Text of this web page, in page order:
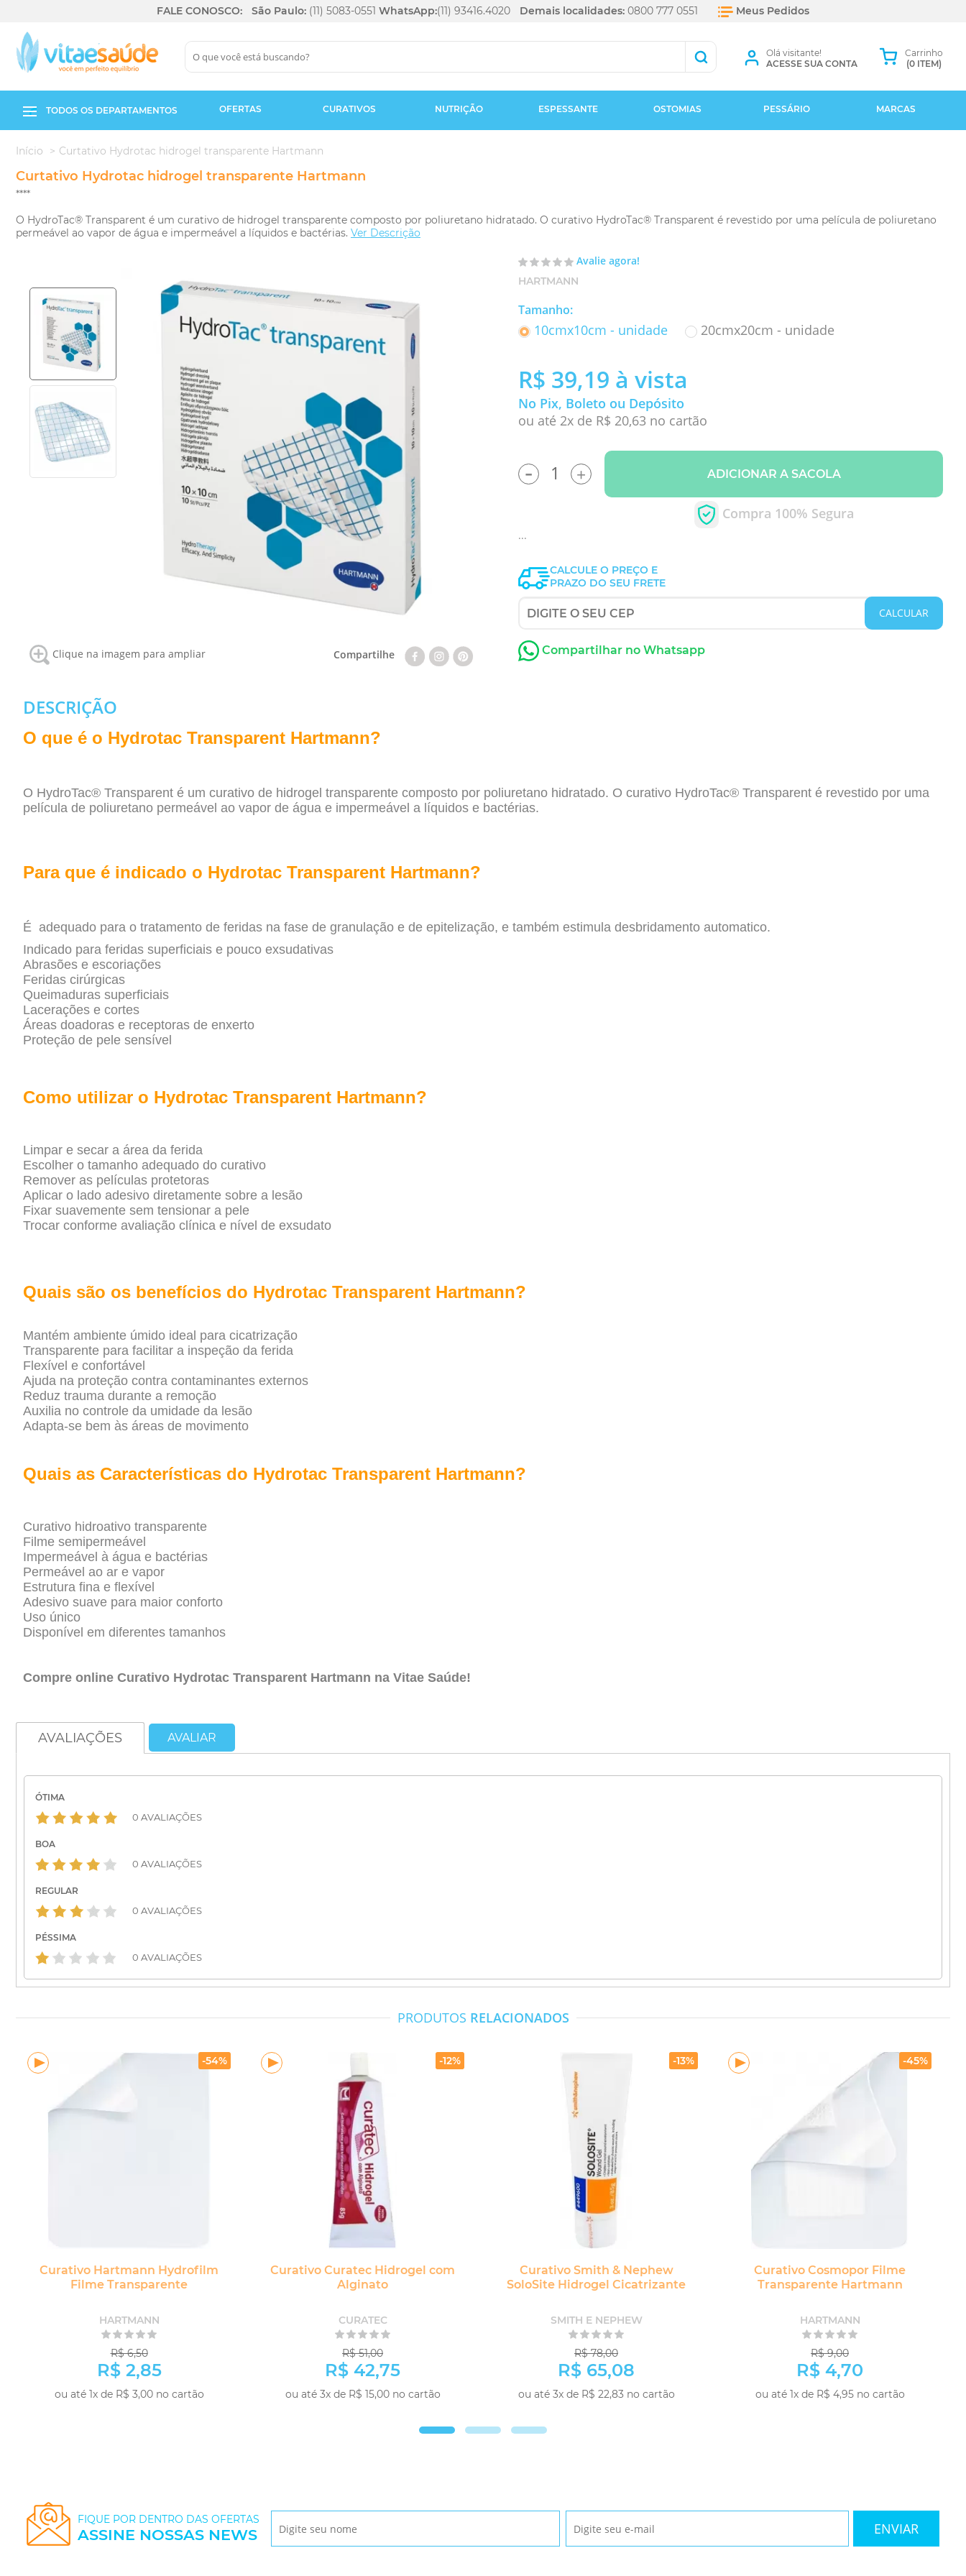
FALE CONOSCO: São Paulo: (11) 5083-0551 WhatsApp:(11) 93416.4020 Demais localidades: 0800 777 0551 Meus Pedidos
Olá visitante!
ACESSE SUA CONTA
Carrinho
(0 ITEM)
TODOS OS DEPARTAMENTOS OFERTAS CURATIVOS NUTRIÇÃO ESPESSANTE OSTOMIAS PESSÁRIO MARCAS
Início Curtativo Hydrotac hidrogel transparente Hartmann
Curtativo Hydrotac hidrogel transparente Hartmann
****
O HydroTac® Transparent é um curativo de hidrogel transparente composto por poliuretano hidratado. O curativo HydroTac® Transparent é revestido por uma película de poliuretano
permeável ao vapor de água e impermeável a líquidos e bactérias. Ver Descrição
Clique na imagem para ampliar Compartilhe
Avalie agora!
HARTMANN
Tamanho:
10cmx10cm - unidade 20cmx20cm - unidade
R$ 39,19 à vista
No Pix, Boleto ou Depósito
ou até 2x de R$ 20,63 no cartão
- + ADICIONAR A SACOLA
Compra 100% Segura
...
CALCULE O PREÇO E
PRAZO DO SEU FRETE
CALCULAR
Compartilhar no Whatsapp
DESCRIÇÃO
O que é o Hydrotac Transparent Hartmann?
O HydroTac® Transparent é um curativo de hidrogel transparente composto por poliuretano hidratado. O curativo HydroTac® Transparent é revestido por uma
película de poliuretano permeável ao vapor de água e impermeável a líquidos e bactérias.
Para que é indicado o Hydrotac Transparent Hartmann?
É adequado para o tratamento de feridas na fase de granulação e de epitelização, e também estimula desbridamento automatico.
Indicado para feridas superficiais e pouco exsudativas
Abrasões e escoriações
Feridas cirúrgicas
Queimaduras superficiais
Lacerações e cortes
Áreas doadoras e receptoras de enxerto
Proteção de pele sensível
Como utilizar o Hydrotac Transparent Hartmann?
Limpar e secar a área da ferida
Escolher o tamanho adequado do curativo
Remover as películas protetoras
Aplicar o lado adesivo diretamente sobre a lesão
Fixar suavemente sem tensionar a pele
Trocar conforme avaliação clínica e nível de exsudato
Quais são os benefícios do Hydrotac Transparent Hartmann?
Mantém ambiente úmido ideal para cicatrização
Transparente para facilitar a inspeção da ferida
Flexível e confortável
Ajuda na proteção contra contaminantes externos
Reduz trauma durante a remoção
Auxilia no controle da umidade da lesão
Adapta-se bem às áreas de movimento
Quais as Características do Hydrotac Transparent Hartmann?
Curativo hidroativo transparente
Filme semipermeável
Impermeável à água e bactérias
Permeável ao ar e vapor
Estrutura fina e flexível
Adesivo suave para maior conforto
Uso único
Disponível em diferentes tamanhos
Compre online Curativo Hydrotac Transparent Hartmann na Vitae Saúde!
AVALIAÇÕES AVALIAR
ÓTIMA
0 AVALIAÇÕES
BOA
0 AVALIAÇÕES
REGULAR
0 AVALIAÇÕES
PÉSSIMA
0 AVALIAÇÕES
PRODUTOS RELACIONADOS
-54%
Curativo Hartmann Hydrofilm
Filme Transparente
HARTMANN
R$ 6,50
R$ 2,85
ou até 1x de R$ 3,00 no cartão
-12%
Curativo Curatec Hidrogel com
Alginato
CURATEC
R$ 51,00
R$ 42,75
ou até 3x de R$ 15,00 no cartão
-13%
Curativo Smith & Nephew
SoloSite Hidrogel Cicatrizante
SMITH E NEPHEW
R$ 78,00
R$ 65,08
ou até 3x de R$ 22,83 no cartão
-45%
Curativo Cosmopor Filme
Transparente Hartmann
HARTMANN
R$ 9,00
R$ 4,70
ou até 1x de R$ 4,95 no cartão
FIQUE POR DENTRO DAS OFERTAS
ASSINE NOSSAS NEWS